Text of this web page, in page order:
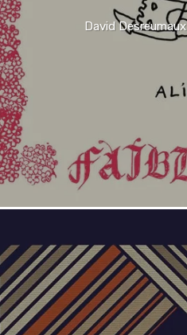
David Desreumaux